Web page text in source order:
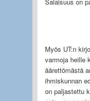
Myös UT:n
varmoja heille
äärettömästä
ihmiskunnan
on paljastettu